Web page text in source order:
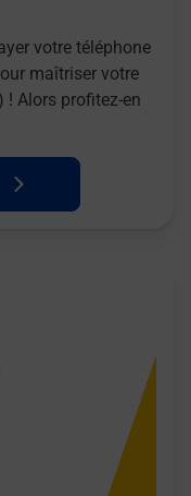
votre téléphone
maîtriser votre
! Alors profitez-en